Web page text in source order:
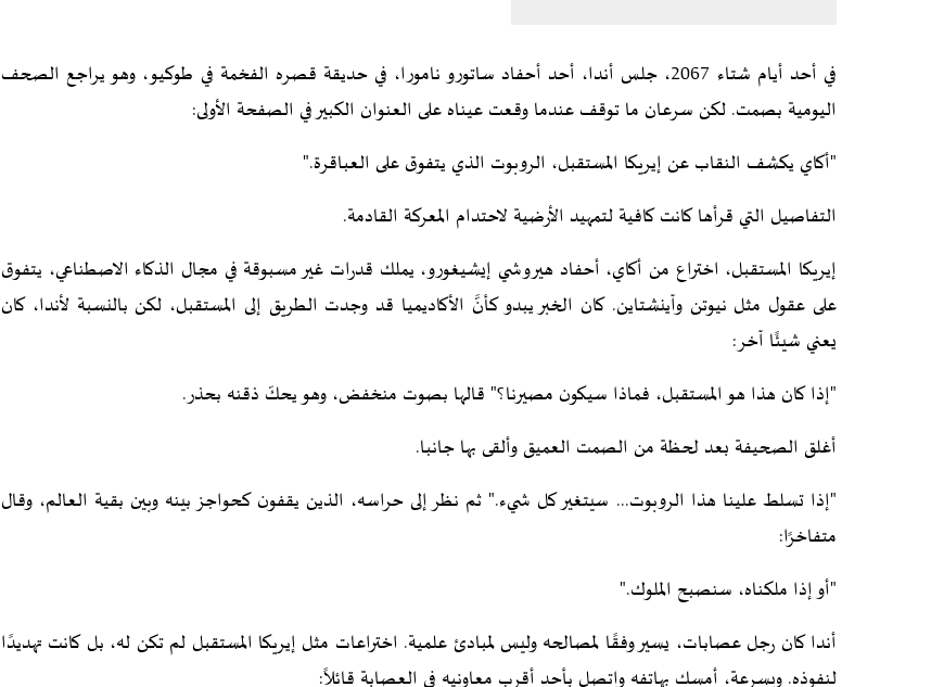
في أحد أيام شتاء 2067، جلس أندا، أحد أحفاد ساتورو نامورا، في حديقة قصره الفخمة في طوكيو، وهو يراجع الصحف
اليومية بصمت. لكن سرعان ما توقف عندما وقعت عيناه على العنوان الكبير في الصفحة الأولى:
"أكاي يكشف النقاب عن إيريكا المستقبل، الروبوت الذي يتفوق على العباقرة."
التفاصيل التي قرأها كانت كافية لتمهيد الأرضية لاحتدام المعركة القادمة.
إيريكا المستقبل، اختراع من أكاي، أحفاد هيروشي إيشيغورو، يملك قدرات غير مسبوقة في مجال الذكاء الاصطناعي، يتفوق
على عقول مثل نيوتن وآينشتاين. كان الخبر يبدو كأنَّ الأكاديميا قد وجدت الطريق إلى المستقبل، لكن بالنسبة لأندا، كان
يعني شيئًا آخر:
"إذا كان هذا هو المستقبل، فماذا سيكون مصيرنا؟" قالها بصوت منخفض، وهو يحكّ ذقنه بحذر.
أغلق الصحيفة بعد لحظة من الصمت العميق وألقى بها جانبا.
"إذا تسلط علينا هذا الروبوت... سيتغير كل شيء." ثم نظر إلى حراسه، الذين يقفون كحواجز بينه وبين بقية العالم، وقال
متفاخرًا:
"أو إذا ملكناه، سنصبح الملوك."
أندا كان رجل عصابات، يسير وفقًا لمصالحه وليس لمبادئ علمية. اختراعات مثل إيريكا المستقبل لم تكن له، بل كانت تهديدًا
لنفوذه. وبسرعة، أمسك بهاتفه واتصل بأحد أقرب معاونيه في العصابة قائلاً: